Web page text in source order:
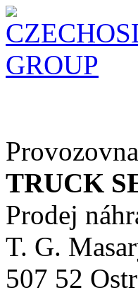
TRUCK
Prodej
T. G.
507 52